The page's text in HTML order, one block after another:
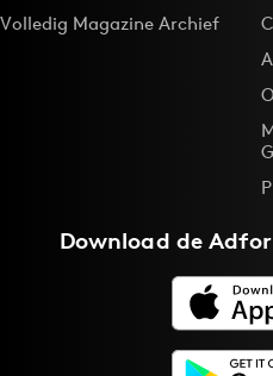
Volledig Magazine Archief
Download de